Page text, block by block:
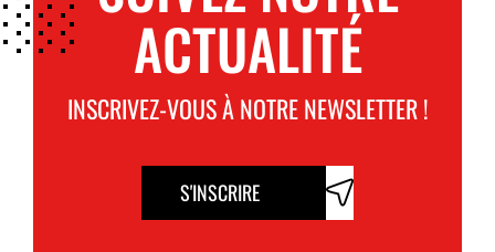
ACTUALITÉ
INSCRIVEZ-VOUS À NOTRE NEWSLETTER !
S'INSCRIRE